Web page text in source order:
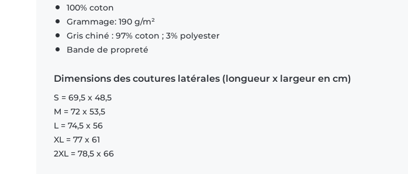
100% coton
Grammage: 190 g/m²
Gris chiné : 97% coton ; 3% polyester
Bande de propreté
Dimensions des coutures latérales (longueur x largeur en cm)
S = 69,5 x 48,5
M = 72 x 53,5
L = 74,5 x 56
XL = 77 x 61
2XL = 78,5 x 66